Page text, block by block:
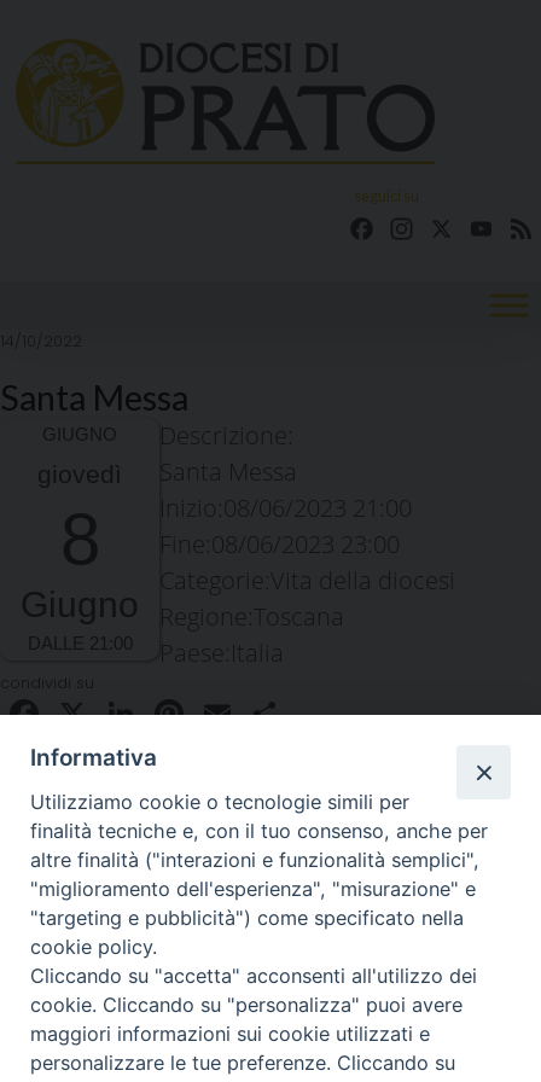
content
seguici su
FacebookInstagram
14/10/2022
Santa Messa
giovedì
8
Giugno
Descrizione:
Santa Messa
Inizio: 08/06/2023 21:00
Fine: 08/06/2023 23:00
Categorie: Vita della diocesi
Regione: Toscana
Paese: Italia
condividi su
Facebook
X LinkedIn
Pinterest
EmailCondividi
Piazza Duomo 48 - 59100 Prato
Tel. 0574-39259 - fax 0574-930623
curia@diocesiprato.it
seguici su
Informativa
Utilizziamo cookie o tecnologie simili per
finalità tecniche e, con il tuo consenso, anche per
altre finalità ("interazioni e funzionalità semplici",
"miglioramento dell'esperienza", "misurazione" e
"targeting e pubblicità") come specificato nella
cookie policy.
Cliccando su "accetta" acconsenti all'utilizzo dei
cookie. Cliccando su "personalizza" puoi avere
maggiori informazioni sui cookie utilizzati e
personalizzare le tue preferenze. Cliccando su